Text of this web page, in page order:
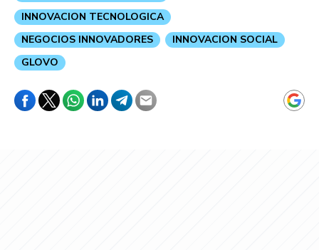
INNOVACION TECNOLOGICA
NEGOCIOS INNOVADORES
INNOVACION SOCIAL
GLOVO